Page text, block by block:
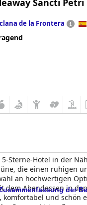
Sancti Petri
de la Frontera
Sterne-Hotel in der
die einen ruhigen
an hochwertigen
dem Abendessen in
und
der